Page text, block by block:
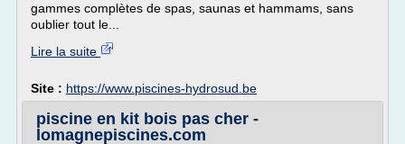
gammes complètes de spas, saunas et hammams, sans
oublier tout le...
Lire la suite
Site : https://www.piscines-hydrosud.be
piscine en kit bois pas cher -
lomagnepiscines.com